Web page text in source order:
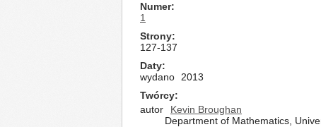
Numer
1
Strony
127-137
Daty
wydano
2013
Twórcy
autor
Kevin Broughan
Department of Mathematics,